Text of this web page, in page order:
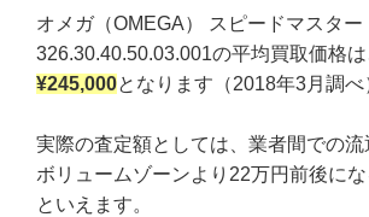
オメガ（OMEGA） スピードマスター
326.30.40.50.03.001の平均買取価格は
¥245,000となります（2018年3月調べ
実際の査定額としては、業者間での
ボリュームゾーンより22万円前後に
といえます。